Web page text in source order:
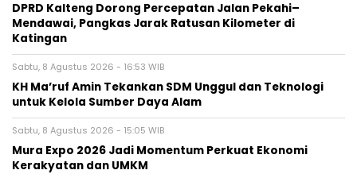
DPRD Kalteng Dorong Percepatan Jalan Pekahi–
Mendawai, Pangkas Jarak Ratusan Kilometer di
Katingan
Sabtu, 8 Agustus 2026 - 16:53 WIB
KH Ma’ruf Amin Tekankan SDM Unggul dan Teknologi
untuk Kelola Sumber Daya Alam
Sabtu, 8 Agustus 2026 - 15:05 WIB
Mura Expo 2026 Jadi Momentum Perkuat Ekonomi
Kerakyatan dan UMKM